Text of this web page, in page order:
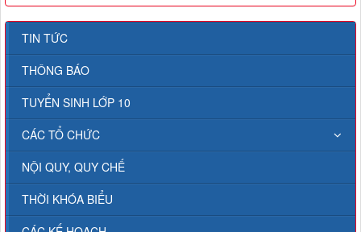
TIN TỨC
THÔNG BÁO
TUYỂN SINH LỚP 10
CÁC TỔ CHỨC
NỘI QUY, QUY CHẾ
THỜI KHÓA BIỂU